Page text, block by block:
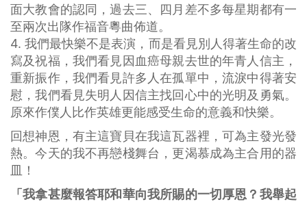
面大教會的認同，過去三、四月差不多每星期都有一
至兩次出隊作福音粵曲佈道。
4. 我們最快樂不是表演，而是看見別人得著生命的改
寫及祝福，我們看見因血癌母親去世的年青人信主，
重新振作，我們看見許多人在孤單中，流淚中得著安
慰，我們看見失明人因信主找回心中的光明及勇氣。
原來作僕人比作英雄更能感受生命的意義和快樂。
回想神恩，有主這寶貝在我這瓦器裡，可為主發光發
熱。今天的我不再戀棧舞台，更渴慕成為主合用的器
皿！
「我拿甚麼報答耶和華向我所賜的一切厚恩？我舉起